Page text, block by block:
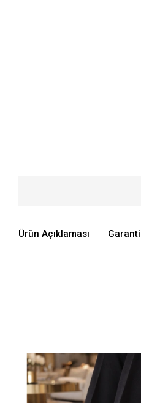
Ürün Açıklaması